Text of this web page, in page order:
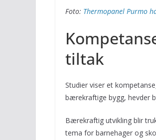
Foto: Thermopanel Purmo
tiltak
Studier viser et
bærekraftige bygg, hevder
Bærekraftig utvikling blir
tema for barnehager og